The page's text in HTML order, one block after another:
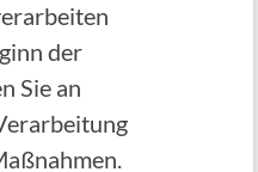
der
Sie an